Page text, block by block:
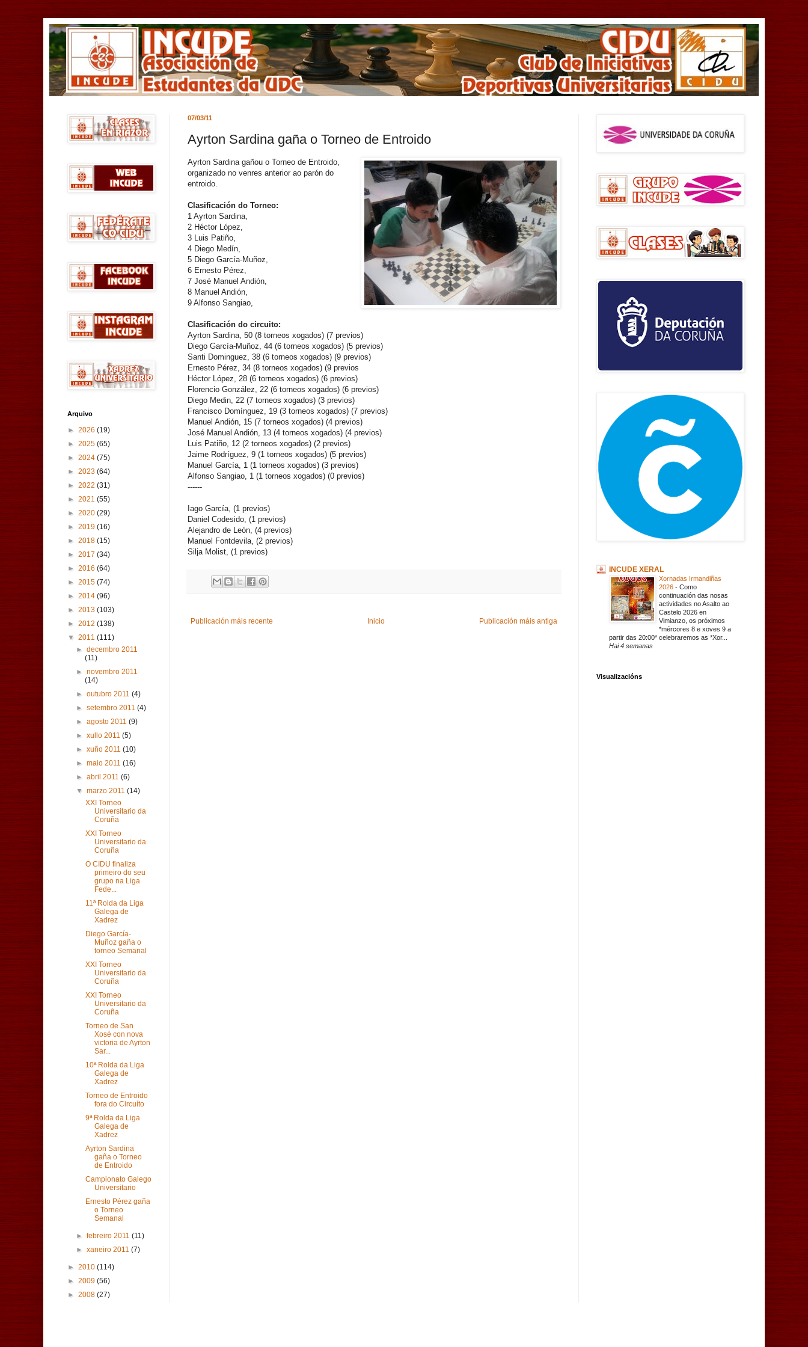
07/03/11
Ayrton Sardina gaña o Torneo de Entroido
Ayrton Sardina gañou o Torneo de Entroido,
organizado no venres anterior ao parón do
entroido.
Clasificación do Torneo:
1 Ayrton Sardina,
2 Héctor López,
3 Luis Patiño,
4 Diego Medín,
5 Diego García-Muñoz,
6 Ernesto Pérez,
7 José Manuel Andión,
8 Manuel Andión,
9 Alfonso Sangiao,
Clasificación do circuito:
Ayrton Sardina, 50 (8 torneos xogados) (7 previos)
Diego García-Muñoz, 44 (6 torneos xogados) (5 previos)
Santi Dominguez, 38 (6 torneos xogados) (9 previos)
Ernesto Pérez, 34 (8 torneos xogados) (9 previos
Héctor López, 28 (6 torneos xogados) (6 previos)
Florencio González, 22 (6 torneos xogados) (6 previos)
Diego Medin, 22 (7 torneos xogados) (3 previos)
Francisco Domínguez, 19 (3 torneos xogados) (7 previos)
Manuel Andión, 15 (7 torneos xogados) (4 previos)
José Manuel Andión, 13 (4 torneos xogados) (4 previos)
Luis Patiño, 12 (2 torneos xogados) (2 previos)
Jaime Rodríguez, 9 (1 torneos xogados) (5 previos)
Manuel García, 1 (1 torneos xogados) (3 previos)
Alfonso Sangiao, 1 (1 torneos xogados) (0 previos)
------
Iago García, (1 previos)
Daniel Codesido, (1 previos)
Alejandro de León, (4 previos)
Manuel Fontdevila, (2 previos)
Silja Molist, (1 previos)
Publicación máis recente Publicación máis antiga
Inicio
Arquivo
► 2026 (19)
► 2025 (65)
► 2024 (75)
► 2023 (64)
► 2022 (31)
► 2021 (55)
► 2020 (29)
► 2019 (16)
► 2018 (15)
► 2017 (34)
► 2016 (64)
► 2015 (74)
► 2014 (96)
► 2013 (103)
► 2012 (138)
▼ 2011 (111)
►decembro 2011
(11)
►novembro 2011
(14)
►outubro 2011(4)
►setembro 2011(4)
►agosto 2011(9)
►xullo 2011(5)
►xuño 2011(10)
►maio 2011(16)
►abril 2011(6)
▼marzo 2011(14)
XXI Torneo
Universitario da
Coruña
XXI Torneo
Universitario da
Coruña
O CIDU finaliza
primeiro do seu
grupo na Liga
Fede...
11ª Rolda da Liga
Galega de
Xadrez
Diego García-
Muñoz gaña o
torneo Semanal
XXI Torneo
Universitario da
Coruña
XXI Torneo
Universitario da
Coruña
Torneo de San
Xosé con nova
victoria de Ayrton
Sar...
10ª Rolda da Liga
Galega de
Xadrez
Torneo de Entroido
fora do Circuíto
9ª Rolda da Liga
Galega de
Xadrez
Ayrton Sardina
gaña o Torneo
de Entroido
Campionato Galego
Universitario
Ernesto Pérez gaña
o Torneo
Semanal
►febreiro 2011(11)
►xaneiro 2011(7)
► 2010 (114)
► 2009 (56)
► 2008 (27)
INCUDE XERAL
Xornadas Irmandiñas
2026 - Como
continuación das nosas
actividades no Asalto ao
Castelo 2026 en
Vimianzo, os próximos
*mércores 8 e xoves 9 a
partir das 20:00* celebraremos as *Xor...
Hai 4 semanas
Visualizacións